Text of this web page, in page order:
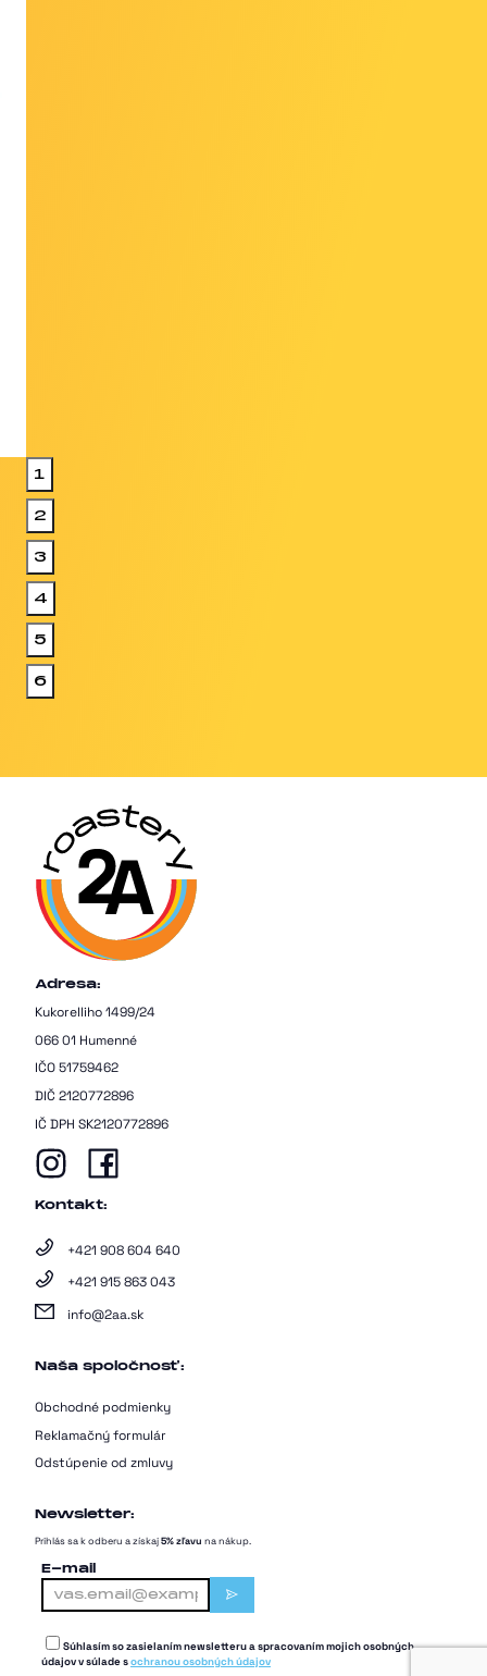
1
2
3
4
5
6
Adresa:
Kukorelliho 1499/24
066 01 Humenné
IČO 51759462
DIČ 2120772896
IČ DPH SK2120772896
Kontakt:
+421 908 604 640
+421 915 863 043
info@2aa.sk
Naša spoločnosť:
Obchodné podmienky
Reklamačný formulár
Odstúpenie od zmluvy
Newsletter:
Prihlás sa k odberu a získaj5% zľavu na nákup.
E-mail
Súhlasím so zasielaním newsletteru a spracovaním mojich osobných
údajov v súlade sochranou osobných údajov